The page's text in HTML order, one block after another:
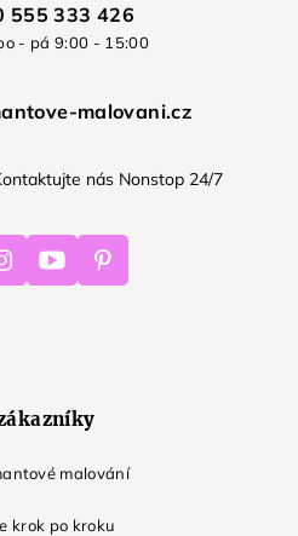
555 333 426
- pá 9:00 - 15:00
malovani.cz
nás Nonstop 24/7
InstagramYoutube Pinterest
malování
krok po kroku